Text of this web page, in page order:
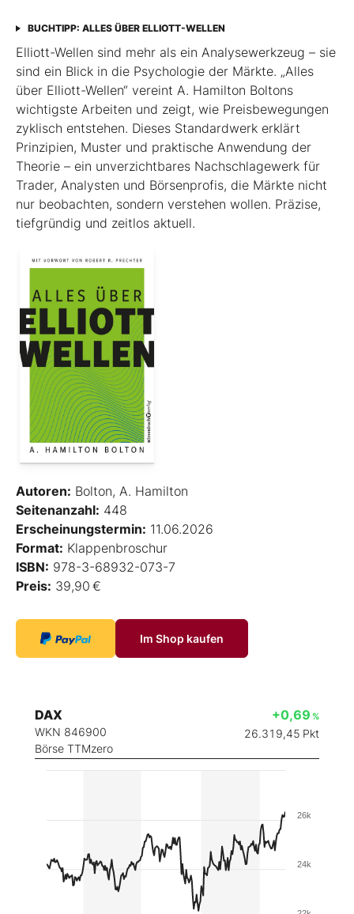
BUCHTIPP: ALLES ÜBER ELLIOTT-WELLEN
Elliott-Wellen sind mehr als ein Analysewerkzeug – sie
sind ein Blick in die Psychologie der Märkte. „Alles
über Elliott-Wellen“ vereint A. Hamilton Boltons
wichtigste Arbeiten und zeigt, wie Preisbewegungen
zyklisch entstehen. Dieses Standardwerk erklärt
Prinzipien, Muster und praktische Anwendung der
Theorie – ein unverzichtbares Nachschlagewerk für
Trader, Analysten und Börsenprofis, die Märkte nicht
nur beobachten, sondern verstehen wollen. Präzise,
tiefgründig und zeitlos aktuell.
Autoren: Bolton, A. Hamilton
Seitenanzahl: 448
Erscheinungstermin: 11.06.2026
Format: Klappenbroschur
ISBN: 978-3-68932-073-7
Preis: 39,90 €
Im Shop kaufen
DAX
WKN 846900
Börse TTMzero
+0,69 %
26.319,45 Pkt
24k
26k